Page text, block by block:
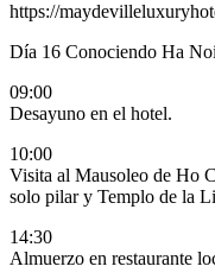
https://
Día 16 Conociendo Ha
09:00
Desayuno en el hotel.
10:00
Visita al Mausoleo de Ho
solo pilar y Templo de la
14:30
Almuerzo en restaurante